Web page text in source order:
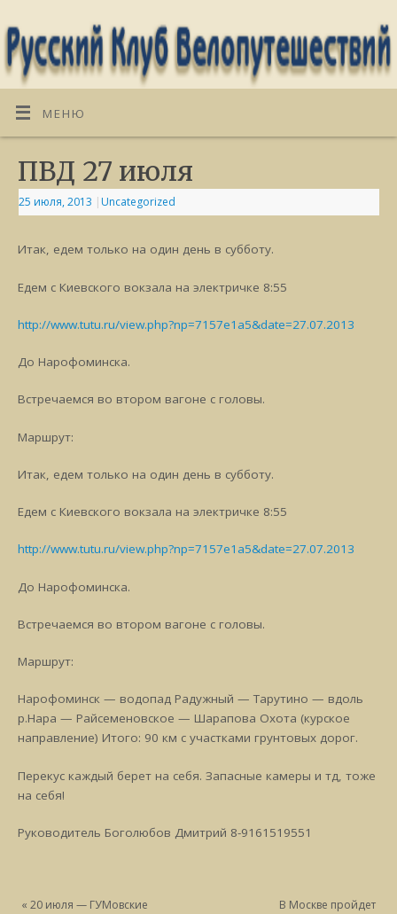
МЕНЮ
ПВД 27 июля
25 июля, 2013 | Uncategorized
Итак, едем только на один день в субботу.
Едем с Киевского вокзала на электричке 8:55
http://www.tutu.ru/view.php?np=7157e1a5&date=27.07.2013
До Нарофоминска.
Встречаемся во втором вагоне с головы.
Маршрут:
Итак, едем только на один день в субботу.
Едем с Киевского вокзала на электричке 8:55
http://www.tutu.ru/view.php?np=7157e1a5&date=27.07.2013
До Нарофоминска.
Встречаемся во втором вагоне с головы.
Маршрут:
Нарофоминск — водопад Радужный — Тарутино — вдоль
р.Нара — Райсеменовское — Шарапова Охота (курское
направление) Итого: 90 км с участками грунтовых дорог.
Перекус каждый берет на себя. Запасные камеры и тд, тоже
на себя!
Руководитель Боголюбов Дмитрий 8-9161519551
« 20 июля — ГУМовские
В Москве пройдет